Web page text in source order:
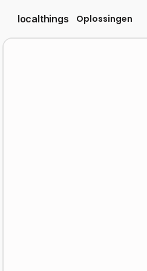
localthings Oplossingen